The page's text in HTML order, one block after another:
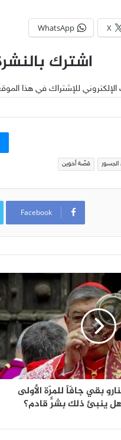
X
WhatsApp
اشترك
للإشتراك في هذا
الجسور قصّة أخوين
Facebook
بقي جافّاً للمرّة الأولى